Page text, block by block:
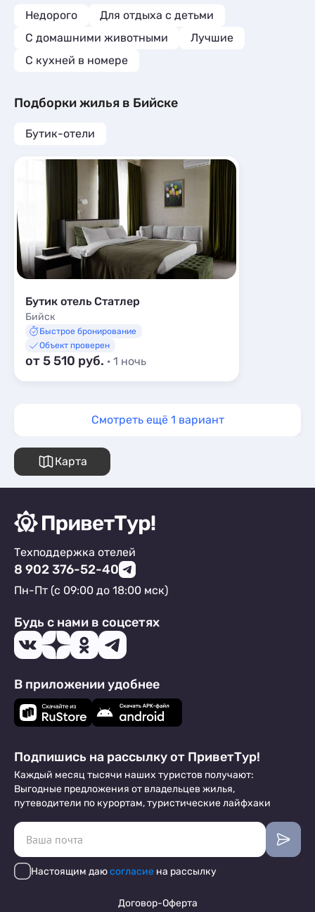
Недорого
Для отдыха с детьми
С домашними животными
Лучшие
C кухней в номере
Подборки жилья в Бийске
Бутик-отели
Бутик отель Статлер
Бийск
Быстрое бронирование
Объект проверен
от 5 510 руб. · 1 ночь
Смотреть ещё 1 вариант
Карта
Техподдержка отелей
8 902 376-52-40
Пн-Пт (с 09:00 до 18:00 мск)
Будь с нами в соцсетях
В приложении удобнее
Подпишись на рассылку от ПриветТур!
Каждый месяц тысячи наших туристов получают:
Выгодные предложения от владельцев жилья,
путеводители по курортам, туристические лайфхаки
Настоящим даюсогласие на рассылку
Договор-Оферта